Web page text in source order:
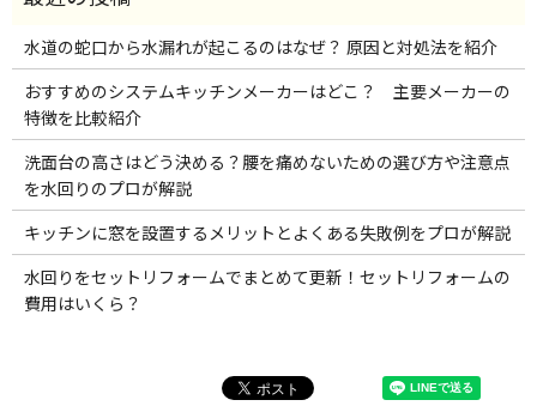
水道の蛇口から水漏れが起こるのはなぜ？ 原因と対処法を紹介
おすすめのシステムキッチンメーカーはどこ？ 主要メーカーの
特徴を比較紹介
洗面台の高さはどう決める？腰を痛めないための選び方や注意点
を水回りのプロが解説
キッチンに窓を設置するメリットとよくある失敗例をプロが解説
水回りをセットリフォームでまとめて更新！セットリフォームの
費用はいくら？